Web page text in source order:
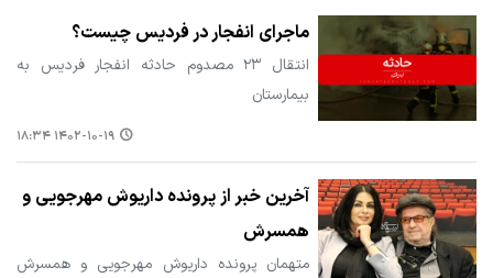
ماجرای انفجار در فردیس چیست؟
انتقال ۲۳ مصدوم حادثه انفجار فردیس به
بیمارستان
۱۴۰۲-۱۰-۱۹ ۱۸:۳۴
آخرین خبر از پرونده داریوش مهرجویی و
همسرش
متهمان پرونده داریوش مهرجویی و همسرش